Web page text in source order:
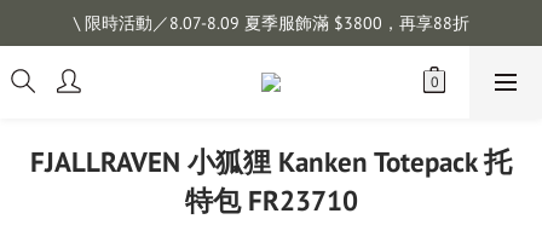
註冊會員拿購物金 $100，滿$1200免運
\ 限時活動／8.07-8.09 夏季服飾滿 $3800，再享88折
註冊會員拿購物金 $100，滿$1200免運
FJALLRAVEN 小狐狸 Kanken Totepack 托
特包 FR23710